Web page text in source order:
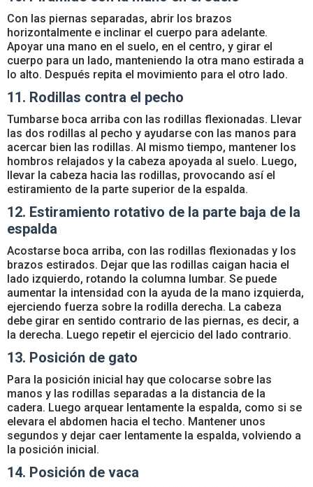
Con las piernas separadas, abrir los brazos
horizontalmente e inclinar el cuerpo para adelante.
Apoyar una mano en el suelo, en el centro, y girar el
cuerpo para un lado, manteniendo la otra mano estirada a
lo alto. Después repita el movimiento para el otro lado.
11. Rodillas contra el pecho
Tumbarse boca arriba con las rodillas flexionadas. Llevar
las dos rodillas al pecho y ayudarse con las manos para
acercar bien las rodillas. Al mismo tiempo, mantener los
hombros relajados y la cabeza apoyada al suelo. Luego,
llevar la cabeza hacia las rodillas, provocando así el
estiramiento de la parte superior de la espalda.
12. Estiramiento rotativo de la parte baja de la
espalda
Acostarse boca arriba, con las rodillas flexionadas y los
brazos estirados. Dejar que las rodillas caigan hacia el
lado izquierdo, rotando la columna lumbar. Se puede
aumentar la intensidad con la ayuda de la mano izquierda,
ejerciendo fuerza sobre la rodilla derecha. La cabeza
debe girar en sentido contrario de las piernas, es decir, a
la derecha. Luego repetir el ejercicio del lado contrario.
13. Posición de gato
Para la posición inicial hay que colocarse sobre las
manos y las rodillas separadas a la distancia de la
cadera. Luego arquear lentamente la espalda, como si se
elevara el abdomen hacia el techo. Mantener unos
segundos y dejar caer lentamente la espalda, volviendo a
la posición inicial.
14. Posición de vaca